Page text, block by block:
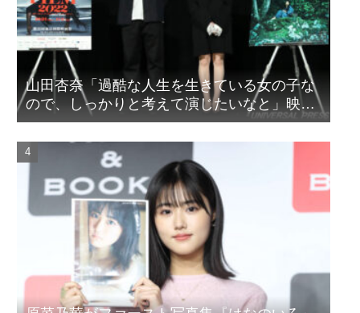
山田杏奈「過酷な人生を生きている女の子な
ので、しっかりと考えて演じたいなと」映画
『山女』東京国際映画祭Q&A